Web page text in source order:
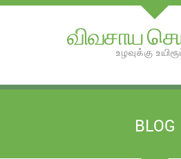
விவசாய
உழவுக்கு
BLOG